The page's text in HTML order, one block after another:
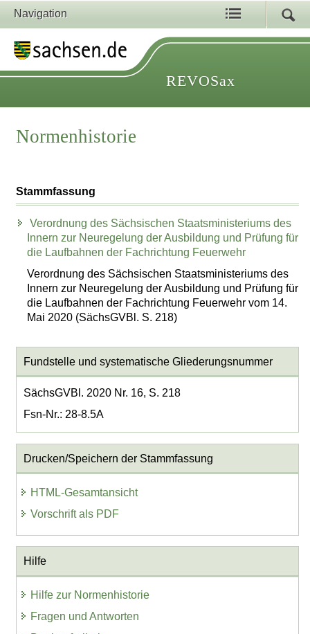
Navigation
REVOSax
Normenhistorie
Stammfassung
Verordnung des Sächsischen Staatsministeriums des
Innern zur Neuregelung der Ausbildung und Prüfung für
die Laufbahnen der Fachrichtung Feuerwehr
Verordnung des Sächsischen Staatsministeriums des
Innern zur Neuregelung der Ausbildung und Prüfung für
die Laufbahnen der Fachrichtung Feuerwehr vom 14.
Mai 2020 (SächsGVBl. S. 218)
Fundstelle und systematische Gliederungsnummer
SächsGVBl. 2020 Nr. 16, S. 218
Fsn-Nr.: 28-8.5A
Drucken/Speichern der Stammfassung
HTML-Gesamtansicht
Vorschrift als PDF
Hilfe
Hilfe zur Normenhistorie
Fragen und Antworten